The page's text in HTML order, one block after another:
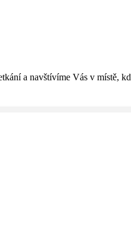
a navštívíme Vás v místě,